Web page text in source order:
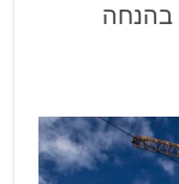
בהנחה